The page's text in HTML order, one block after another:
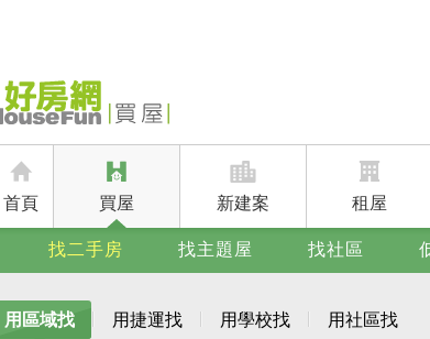
首頁 買屋 新建案 租屋
找二手房 找主題屋 找社區
用區域找 用捷運找 用學校找 用社區找